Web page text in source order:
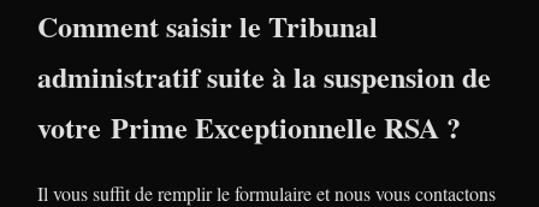
Comment saisir le Tribunal
administratif suite à la suspension de
votre Prime Exceptionnelle RSA ?
Il vous suffit de remplir le formulaire et nous vous contactons